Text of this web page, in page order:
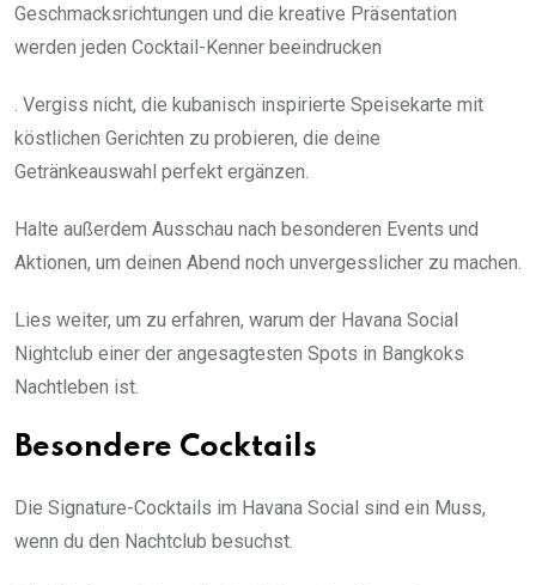
Geschmacksrichtungen und die kreative Präsentation
werden jeden Cocktail-Kenner beeindrucken
. Vergiss nicht, die kubanisch inspirierte Speisekarte mit
köstlichen Gerichten zu probieren, die deine
Getränkeauswahl perfekt ergänzen.
Halte außerdem Ausschau nach besonderen Events und
Aktionen, um deinen Abend noch unvergesslicher zu machen.
Lies weiter, um zu erfahren, warum der Havana Social
Nightclub einer der angesagtesten Spots in Bangkoks
Nachtleben ist.
Besondere Cocktails
Die Signature-Cocktails im Havana Social sind ein Muss,
wenn du den Nachtclub besuchst.